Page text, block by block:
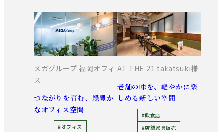
メガグループ 福岡オフィ
ス
つながりを育む、緑豊か
なオフィス空間
#オフィス
AT THE 21 takatsuki様
老舗の味を、軽やかに楽
しめる新しい空間
#飲食店
#店舗家具販売